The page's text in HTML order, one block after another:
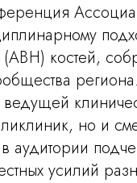
(АВН) костей,
ведущей
но и
аудитории
усилий